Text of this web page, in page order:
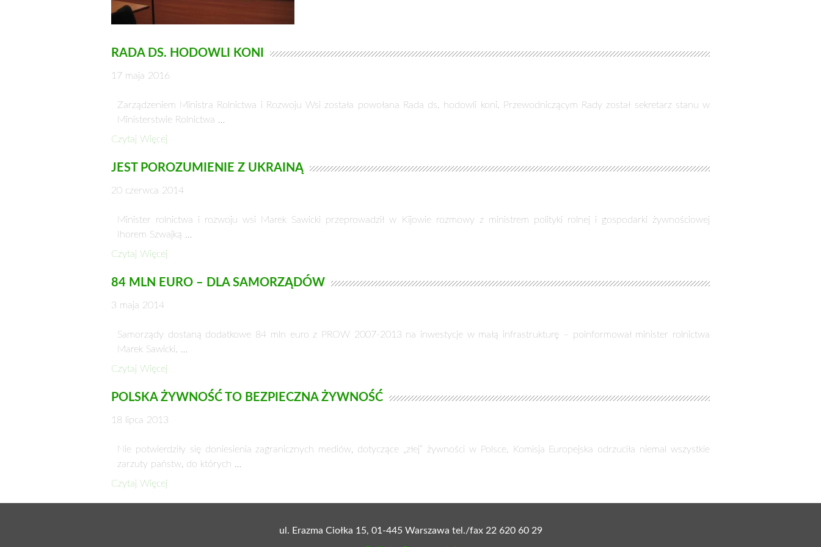
RADA DS. HODOWLI KONI
17 maja 2016
Zarządzeniem Ministra Rolnictwa i Rozwoju Wsi została powołana Rada ds. hodowli koni. Przewodniczącym Rady został sekretarz stanu w
Ministerstwie Rolnictwa …
Czytaj Więcej
JEST POROZUMIENIE Z UKRAINĄ
20 czerwca 2014
Minister rolnictwa i rozwoju wsi Marek Sawicki przeprowadził w Kijowie rozmowy z ministrem polityki rolnej i gospodarki żywnościowej
Ihorem Szwajką …
Czytaj Więcej
84 MLN EURO – DLA SAMORZĄDÓW
3 maja 2014
Samorządy dostaną dodatkowe 84 mln euro z PROW 2007-2013 na inwestycje w małą infrastrukturę – poinformował minister rolnictwa
Marek Sawicki. …
Czytaj Więcej
POLSKA ŻYWNOŚĆ TO BEZPIECZNA ŻYWNOŚĆ
18 lipca 2013
Nie potwierdziły się doniesienia zagranicznych mediów, dotyczące „złej” żywności w Polsce. Komisja Europejska odrzuciła niemal wszystkie
zarzuty państw, do których …
Czytaj Więcej
ul. Erazma Ciołka 15, 01-445 Warszawa tel./fax 22 620 60 29